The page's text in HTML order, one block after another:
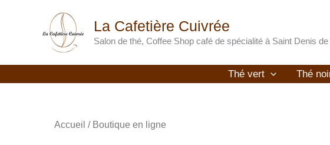
La Cafetière Cuivrée
Salon de thé, Coffee Shop café de spécialité à Saint Denis
Thé vert Thé
Accueil / Boutique en ligne
Sélectionner
une
popularité